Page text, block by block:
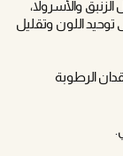
والأسرولا،
توحيد اللون وتقليل
الرطوبة